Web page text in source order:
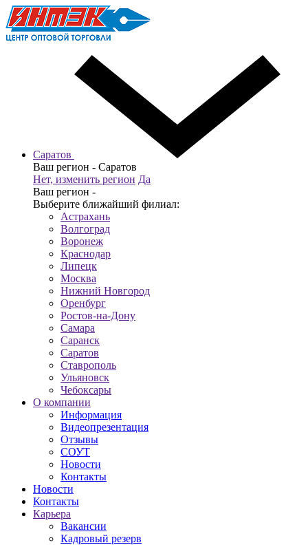
Саратов
Ваш регион - Саратов
Нет, изменить регион Да
Ваш регион -
Выберите ближайший филиал:
Астрахань
Волгоград
Воронеж
Краснодар
Липецк
Москва
Нижний Новгород
Оренбург
Ростов-на-Дону
Самара
Саранск
Саратов
Ставрополь
Ульяновск
Чебоксары
О компании
Информация
Видеопрезентация
Отзывы
СОУТ
Новости
Контакты
Новости
Контакты
Карьера
Вакансии
Кадровый резерв